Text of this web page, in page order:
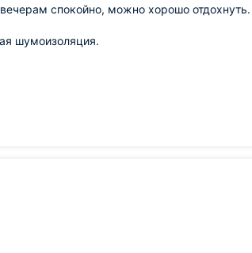
спокойно, можно хорошо
шумоизоляция.